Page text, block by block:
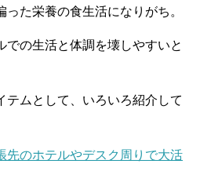
た栄養の食生活になりがち。
での生活と体調を壊しやすいと
テムとして、いろいろ紹介して
先のホテルやデスク周りで大活